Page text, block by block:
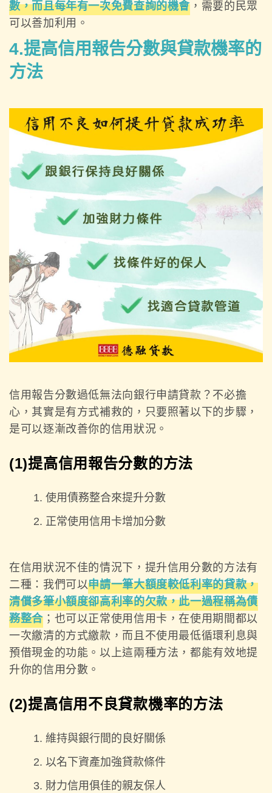
數，而且每年有一次免費查詢的機會 ，需要的民眾
可以善加利用。
4.提高信用報告分數與貸款機率的
方法
信用報告分數過低無法向銀行申請貸款？不必擔
心，其實是有方式補救的，只要照著以下的步驟，
是可以逐漸改善你的信用狀況。
(1)提高信用報告分數的方法
使用債務整合來提升分數
正常使用信用卡增加分數
在信用狀況不佳的情況下，提升信用分數的方法有
二種：我們可以申請一筆大額度較低利率的貸款，
清償多筆小額度卻高利率的欠款，此一過程稱為債
務整合；也可以正常使用信用卡，在使用期間都以
一次繳清的方式繳款，而且不使用最低循環利息與
預借現金的功能。以上這兩種方法，都能有效地提
升你的信用分數。
(2)提高信用不良貸款機率的方法
維持與銀行間的良好關係
以名下資產加強貸款條件
財力信用俱佳的親友保人